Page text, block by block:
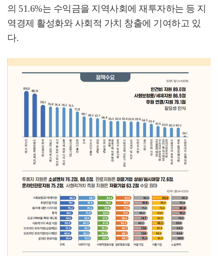
의 51.6%는 수익금을 지역사회에 재투자하는 등 지
역경제 활성화와 사회적 가치 창출에 기여하고 있
다.